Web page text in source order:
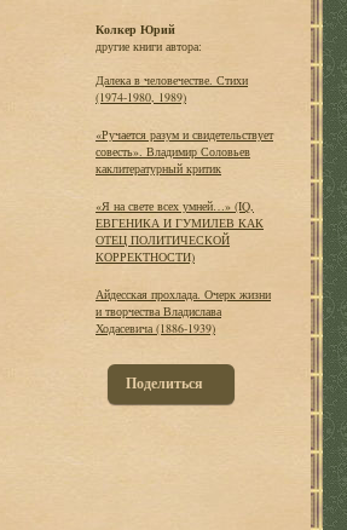
Колкер Юрий
другие книги автора:
Далека в человечестве. Стихи
(1974-1980, 1989)
«Ручается разум и свидетельствует
совесть». Владимир Соловьев
каклитературный критик
«Я на свете всех умней…» (IQ,
ЕВГЕНИКА И ГУМИЛЕВ КАК
ОТЕЦ ПОЛИТИЧЕСКОЙ
КОРРЕКТНОСТИ)
Айдесская прохлада. Очерк жизни
и творчества Владислава
Ходасевича (1886-1939)
Поделиться